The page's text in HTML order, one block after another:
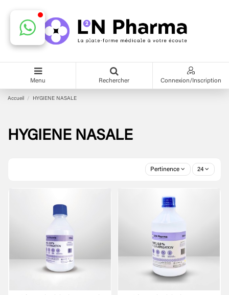
Menu Rechercher Connexion/Inscription
Accueil HYGIENE NASALE
HYGIENE NASALE
Pertinence 24